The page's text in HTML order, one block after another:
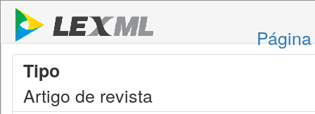
Tipo
Artigo de revista